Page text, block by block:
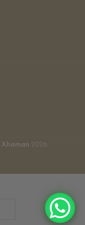
Xhaman 2026.